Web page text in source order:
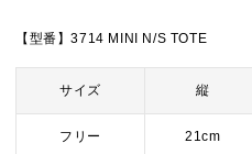
【型番】3714 MINI N/S TOTE
サイズ 縦
フリー 21cm